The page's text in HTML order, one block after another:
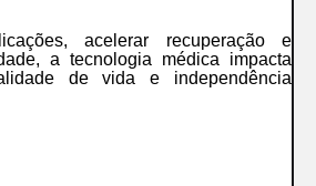
acelerar recuperação e
a tecnologia médica impacta
de vida e independência